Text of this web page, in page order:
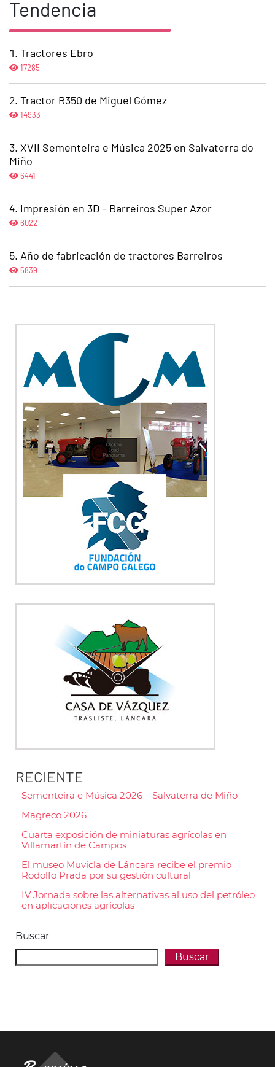
Tendencia
Tractores Ebro
17285
Tractor R350 de Miguel Gómez
14933
XVII Sementeira e Música 2025 en Salvaterra do
Miño
6441
Impresión en 3D – Barreiros Super Azor
6022
Año de fabricación de tractores Barreiros
5839
RECIENTE
Sementeira e Música 2026 – Salvaterra de Miño
Magreco 2026
Cuarta exposición de miniaturas agrícolas en
Villamartín de Campos
El museo Muvicla de Láncara recibe el premio
Rodolfo Prada por su gestión cultural
IV Jornada sobre las alternativas al uso del petróleo
en aplicaciones agrícolas
Buscar
Buscar